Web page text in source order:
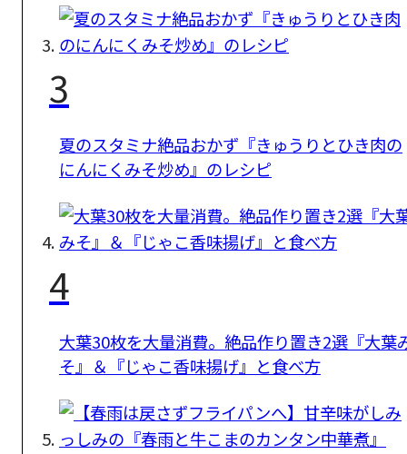
3
夏のスタミナ絶品おかず『きゅうりとひき肉の
にんにくみそ炒め』のレシピ
4
大葉30枚を大量消費。絶品作り置き2選『大葉
そ』＆『じゃこ香味揚げ』と食べ方